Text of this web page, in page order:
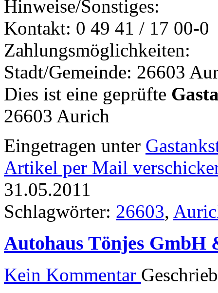
Hinweise/Sonstiges:
Kontakt: 0 49 41 / 17 00-0
Zahlungsmöglichkeiten:
Stadt/Gemeinde: 26603
Dies ist eine geprüfte
26603 Aurich
Eingetragen unter
Artikel per Mail
31.05.2011
Schlagwörter: 26603,
Autohaus Tönjes GmbH
Kein Kommentar